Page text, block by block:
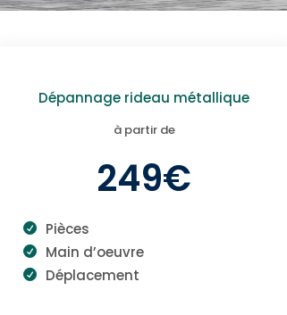
Dépannage rideau métallique
à partir de
249€
Pièces
Main d’oeuvre
Déplacement